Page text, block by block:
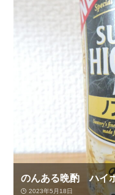
のんある晩酌 ハイ
2023年5月18日